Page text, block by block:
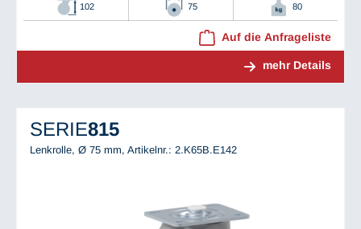
102 75 80
Auf die Anfrageliste
mehr Details
SERIE815
Lenkrolle, Ø 75 mm, Artikelnr.: 2.K65B.E142